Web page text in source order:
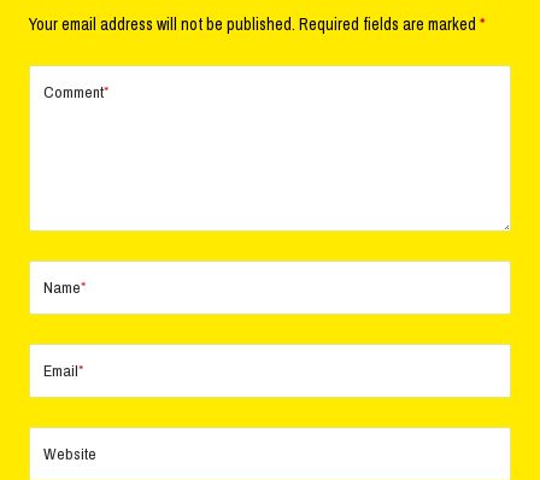
Your email address will not be published. Required fields are marked *
Comment*
Name*
Email*
Website